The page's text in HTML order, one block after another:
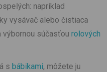
napríklad
vysávač alebo čistiaca
výbornou súčasťou rolových
s bábikami, môžete ju